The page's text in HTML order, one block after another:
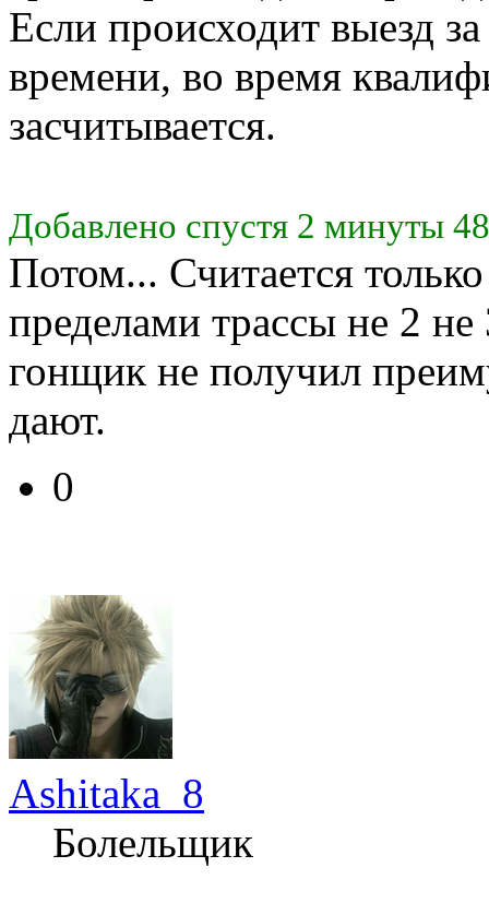
Если происходит выезд
времени, во время
засчитывается.
Добавлено спустя 2 минуты
Потом... Считается только
пределами трассы не 2 не
гонщик не получил
дают.
0
Ashitaka_8
Болельщик